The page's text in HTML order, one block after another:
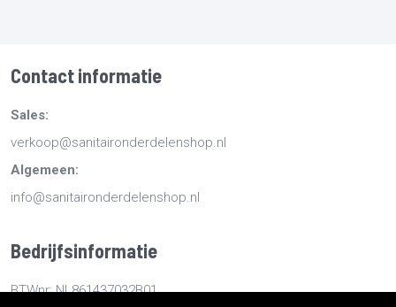
Contact informatie
Sales:
verkoop@sanitaironderdelenshop.nl
Algemeen:
info@sanitaironderdelenshop.nl
Bedrijfsinformatie
BTWnr: NL861437032B01